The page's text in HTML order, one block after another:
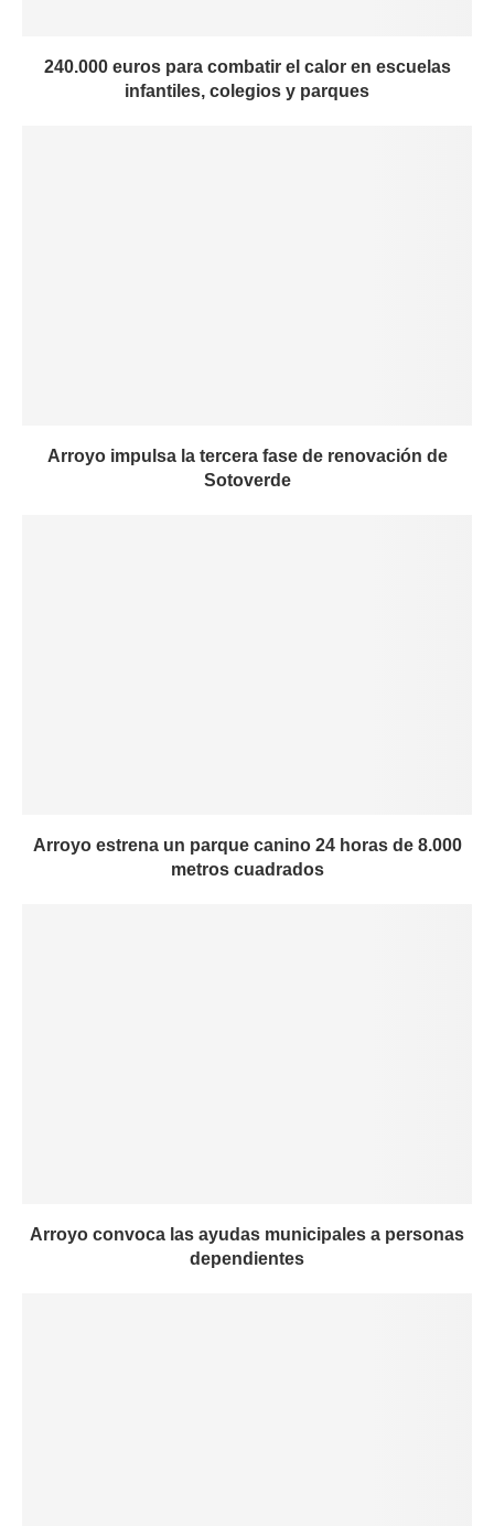
240.000 euros para combatir el calor en escuelas
infantiles, colegios y parques
Arroyo impulsa la tercera fase de renovación de
Sotoverde
Arroyo estrena un parque canino 24 horas de 8.000
metros cuadrados
Arroyo convoca las ayudas municipales a personas
dependientes